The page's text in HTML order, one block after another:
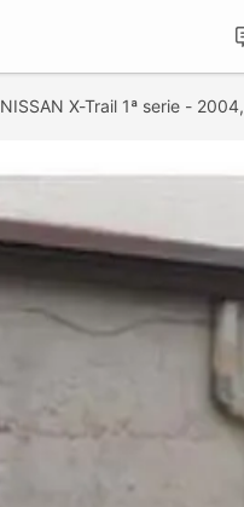
NISSAN X-Trail 1ª serie - 2004,